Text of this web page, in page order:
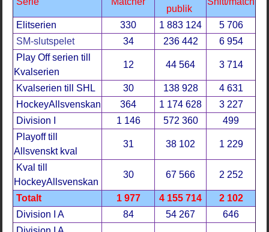
publik
Elitserien 330 1 883 124
5 706
SM-slutspelet
34 236 442
6 954
Play Off serien till
Kvalserien
12 44 564 3 714
Kvalserien till SHL 30 138 928
4 631
HockeyAllsvenskan
364 1 174 628
3 227
Division I
1 146 572 360
499
Playoff till
Allsvenskt kval
31 38 102 1 229
Kval till
HockeyAllsvenskan
30 67 566 2 252
Totalt 1 977 4 155 714
2 102
Division I A
84 54 267
646